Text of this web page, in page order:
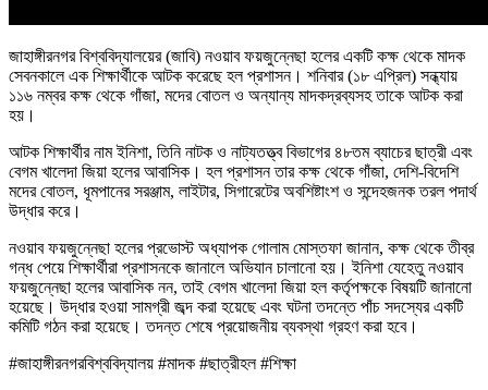
জাহাঙ্গীরনগর বিশ্ববিদ্যালয়ের (জাবি) নওয়াব ফয়জুন্নেছা হলের একটি কক্ষ থেকে মাদক
সেবনকালে এক শিক্ষার্থীকে আটক করেছে হল প্রশাসন। শনিবার (১৮ এপ্রিল) সন্ধ্যায়
১১৬ নম্বর কক্ষ থেকে গাঁজা, মদের বোতল ও অন্যান্য মাদকদ্রব্যসহ তাকে আটক করা
হয়।
আটক শিক্ষার্থীর নাম ইনিশা, তিনি নাটক ও নাট্যতত্ত্ব বিভাগের ৪৮তম ব্যাচের ছাত্রী এবং
বেগম খালেদা জিয়া হলের আবাসিক। হল প্রশাসন তার কক্ষ থেকে গাঁজা, দেশি-বিদেশি
মদের বোতল, ধূমপানের সরঞ্জাম, লাইটার, সিগারেটের অবশিষ্টাংশ ও সন্দেহজনক তরল পদার্থ
উদ্ধার করে।
নওয়াব ফয়জুন্নেছা হলের প্রভোস্ট অধ্যাপক গোলাম মোস্তফা জানান, কক্ষ থেকে তীব্র
গন্ধ পেয়ে শিক্ষার্থীরা প্রশাসনকে জানালে অভিযান চালানো হয়। ইনিশা যেহেতু নওয়াব
ফয়জুন্নেছা হলের আবাসিক নন, তাই বেগম খালেদা জিয়া হল কর্তৃপক্ষকে বিষয়টি জানানো
হয়েছে। উদ্ধার হওয়া সামগ্রী জব্দ করা হয়েছে এবং ঘটনা তদন্তে পাঁচ সদস্যের একটি
কমিটি গঠন করা হয়েছে। তদন্ত শেষে প্রয়োজনীয় ব্যবস্থা গ্রহণ করা হবে।
#জাহাঙ্গীরনগরবিশ্ববিদ্যালয় #মাদক #ছাত্রীহল #শিক্ষা